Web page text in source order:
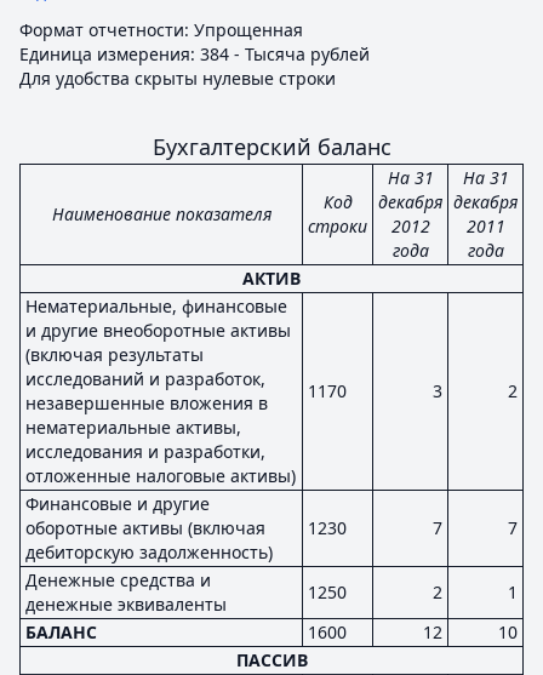
Формат отчетности: Упрощенная
Единица измерения: 384 - Тысяча рублей
Для удобства скрыты нулевые строки
Бухгалтерский баланс
Наименование показателя
Код
строки
На 31
декабря
2012
года
На 31
декабря
2011
года
АКТИВ
Нематериальные, финансовые
и другие внеоборотные активы
(включая результаты
исследований и разработок,
незавершенные вложения в
нематериальные активы,
исследования и разработки,
отложенные налоговые активы)
1170 3 2
Финансовые и другие
оборотные активы (включая
дебиторскую задолженность)
1230 7 7
Денежные средства и
денежные эквиваленты
1250 2
1
БАЛАНС
1600 12
10
ПАССИВ